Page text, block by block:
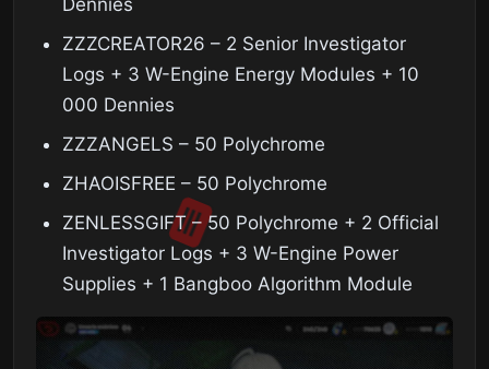
Dennies
ZZZCREATOR26 – 2 Senior Investigator
Logs + 3 W-Engine Energy Modules + 10
000 Dennies
ZZZANGELS – 50 Polychrome
ZHAOISFREE – 50 Polychrome
ZENLESSGIFT – 50 Polychrome + 2 Official
Investigator Logs + 3 W-Engine Power
Supplies + 1 Bangboo Algorithm Module